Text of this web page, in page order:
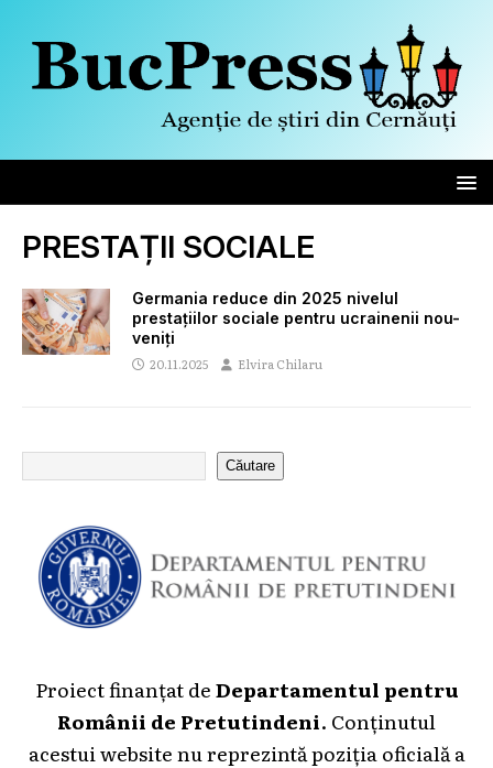
PRESTAȚII SOCIALE
Germania reduce din 2025 nivelul
prestațiilor sociale pentru ucrainenii nou-
veniți
20.11.2025 Elvira Chilaru
Căutare
Proiect finanțat deDepartamentul pentru
Românii de Pretutindeni. Conținutul
acestui website nu reprezintă poziția oficială a